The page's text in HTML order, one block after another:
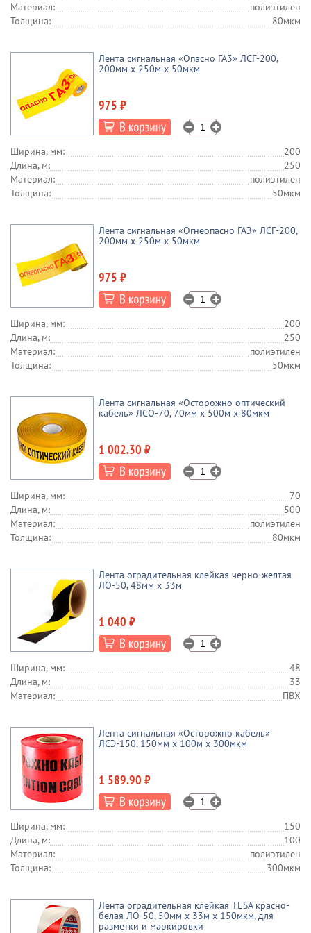
Материал:
полиэтилен
Толщина:
80мкм
Лента сигнальная «Опасно ГА3» ЛСГ-200,
200мм х 250м х 50мкм
975 ₽
Ширина, мм:
200
Длина, м:
250
Материал:
полиэтилен
Толщина:
50мкм
Лента сигнальная «Огнеопасно ГАЗ» ЛСГ-200,
200мм х 250м х 50мкм
975 ₽
Ширина, мм:
200
Длина, м:
250
Материал:
полиэтилен
Толщина:
50мкм
Лента сигнальная «Осторожно оптический
кабель» ЛСО-70, 70мм х 500м х 80мкм
1 002.30 ₽
Ширина, мм:
70
Длина, м:
500
Материал:
полиэтилен
Толщина:
80мкм
Лента оградительная клейкая черно-желтая
ЛО-50, 48мм х 33м
1 040 ₽
Ширина, мм:
48
Длина, м:
33
Материал:
ПВХ
Лента сигнальная «Осторожно кабель»
ЛСЭ-150, 150мм х 100м х 300мкм
1 589.90 ₽
Ширина, мм:
150
Длина, м:
100
Материал:
полиэтилен
Толщина:
300мкм
Лента оградительная клейкая TESA красно-
белая ЛО-50, 50мм х 33м х 150мкм, для
разметки и маркировки